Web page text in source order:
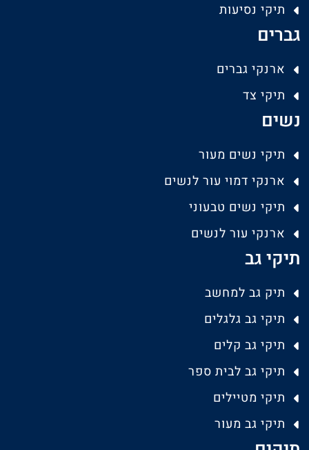
תיקי נסיעות
גברים
ארנקי גברים
תיקי צד
נשים
תיקי נשים מעור
ארנקי דמוי עור לנשים
תיקי נשים טבעוני
ארנקי עור לנשים
תיקי גב
תיק גב למחשב
תיקי גב גלגלים
תיקי גב קלים
תיקי גב לבית ספר
תיקי מטיילים
תיקי גב מעור